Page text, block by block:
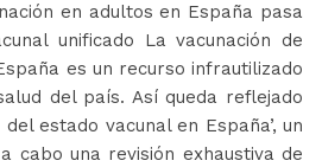
en adultos en España pasa
unificado La vacunación de
es un recurso infrautilizado
del país. Así queda reflejado
estado vacunal en España’, un
cabo una revisión exhaustiva de